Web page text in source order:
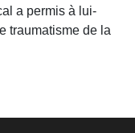
a permis à lui-
traumatisme de la